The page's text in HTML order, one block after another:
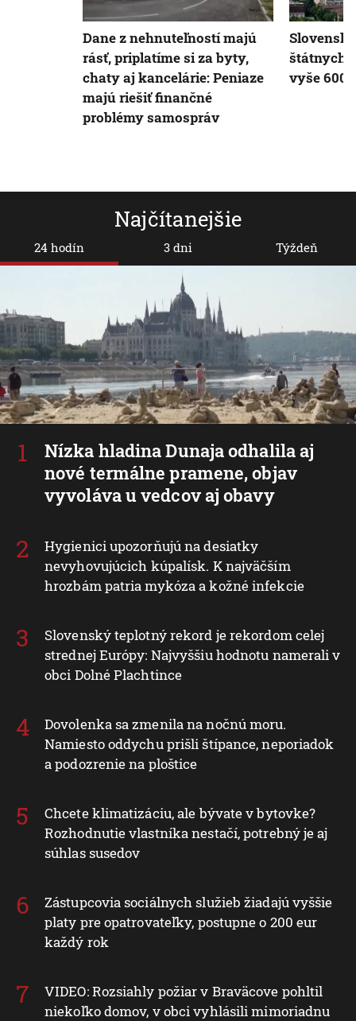
Najčítanejšie
24 hodín
Nízka hladina Dunaja odhalila aj
nové termálne pramene, objav
vyvoláva u vedcov aj obavy
Hygienici upozorňujú na desiatky
nevyhovujúcich kúpalísk. K najväčším
hrozbám patria mykóza a kožné infekcie
Slovenský teplotný rekord je rekordom celej
strednej Európy: Najvyššiu hodnotu namerali v
obci Dolné Plachtince
Dovolenka sa zmenila na nočnú moru.
Namiesto oddychu prišli štípance, neporiadok
a podozrenie na ploštice
Chcete klimatizáciu, ale bývate v bytovke?
Rozhodnutie vlastníka nestačí, potrebný je aj
súhlas susedov
Zástupcovia sociálnych služieb žiadajú vyššie
platy pre opatrovateľky, postupne o 200 eur
každý rok
VIDEO: Rozsiahly požiar v Braväcove pohltil
niekoľko domov, v obci vyhlásili mimoriadnu
3 dni Týždeň
Dane z nehnuteľností majú
rásť, priplatíme si za byty,
chaty aj kancelárie: Peniaze
majú riešiť finančné
problémy samospráv
štátnych
vyše 600